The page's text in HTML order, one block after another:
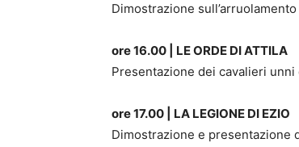
Dimostrazione
ore 16.00 | LE ORDE DI ATTILA
Presentazione dei cavalieri
ore 17.00 | LA LEGIONE DI EZIO
Dimostrazione e presentazione